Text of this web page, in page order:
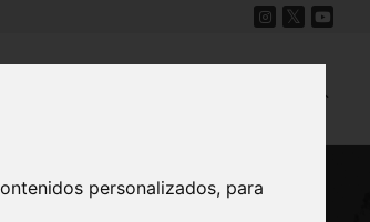
personalizados, para